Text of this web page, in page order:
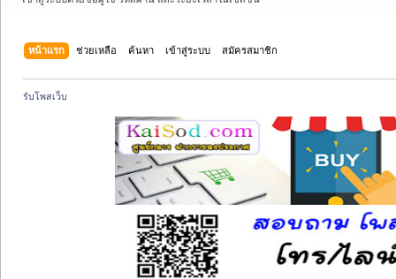
หน้าแรก ช่วยเหลือ ค้นหา เข้าสู่ระบบ สมัครสมาชิก
รับโพสเว็บ